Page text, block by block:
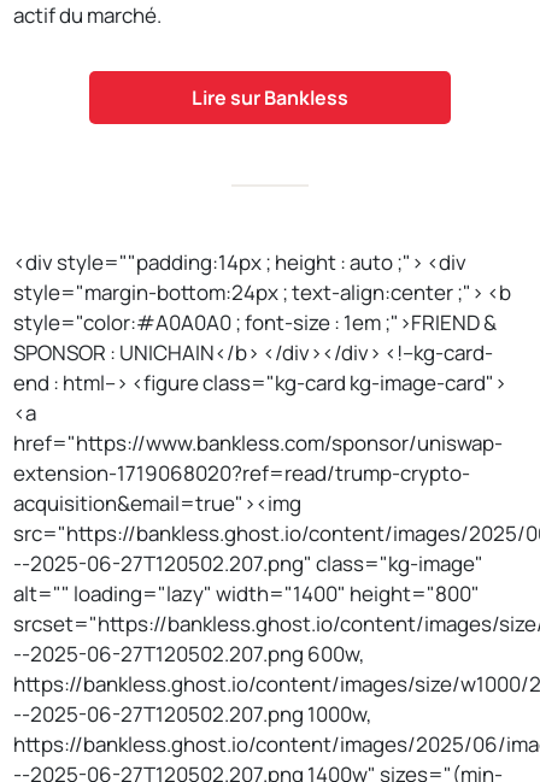
actif du marché.
Lire sur Bankless
<div style=""padding:14px ; height : auto ;"> <div
style="margin-bottom:24px ; text-align:center ;"> <b
style="color:#A0A0A0 ; font-size : 1em ;">FRIEND &
SPONSOR : UNICHAIN</b> </div></div> <!--kg-card-
end : html--> <figure class="kg-card kg-image-card">
<a
href="https://www.bankless.com/sponsor/uniswap-
extension-1719068020?ref=read/trump-crypto-
acquisition&email=true"><img
src="https://bankless.ghost.io/content/images/2025/
--2025-06-27T120502.207.png" class="kg-image"
alt="" loading="lazy" width="1400" height="800"
srcset="https://bankless.ghost.io/content/images/
--2025-06-27T120502.207.png 600w,
https://bankless.ghost.io/content/images/size/w1000/
--2025-06-27T120502.207.png 1000w,
https://bankless.ghost.io/content/images/2025/06/
--2025-06-27T120502.207.png 1400w" sizes="(min-